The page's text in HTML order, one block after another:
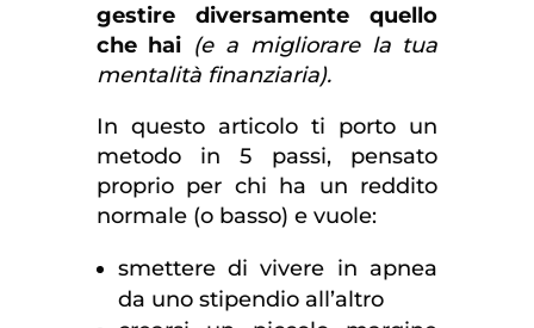
gestire diversamente quello
che hai (e a migliorare la tua
mentalità finanziaria).
In questo articolo ti porto un
metodo in 5 passi, pensato
proprio per chi ha un reddito
normale (o basso) e vuole:
smettere di vivere in apnea
da uno stipendio all’altro